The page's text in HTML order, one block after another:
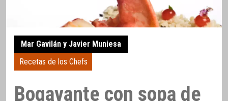
Mar Gavilán y Javier Muniesa
Recetas de los Chefs
Bogavante con sopa de